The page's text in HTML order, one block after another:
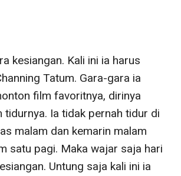
kesiangan. Kali ini ia harus
Tatum. Gara-gara ia
film favoritnya, dirinya
tidurnya. Ia tidak pernah tidur di
malam dan kemarin malam
satu pagi. Maka wajar saja hari
Untung saja kali ini ia